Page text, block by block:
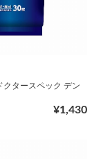
クタースペック デン
¥1,430